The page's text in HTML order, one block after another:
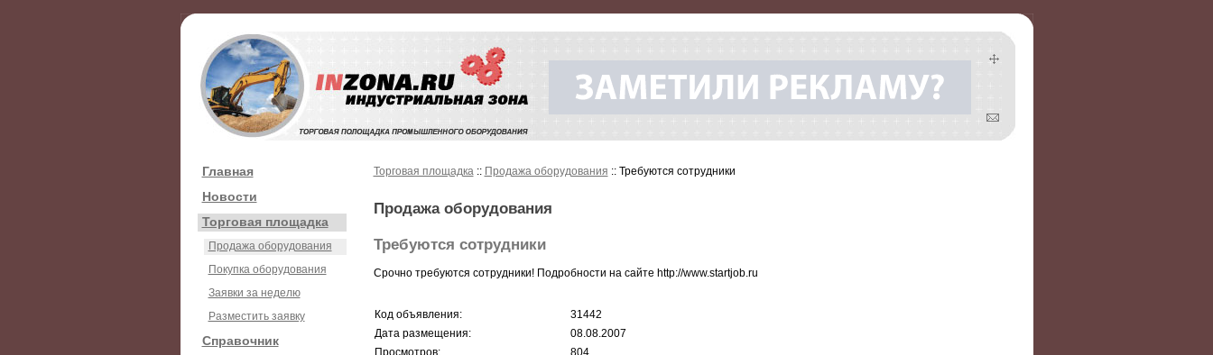
Главная
Новости
Торговая площадка
Продажа оборудования
Покупка оборудования
Заявки за неделю
Разместить заявку
Справочник
Торговая площадка:: Продажа оборудования :: Требуются сотрудники
Продажа оборудования
Требуются сотрудники
Срочно требуются сотрудники! Подробности на сайте http://www.startjob.ru
Код объявления:
31442
Дата размещения:
08.08.2007
Просмотров:
804